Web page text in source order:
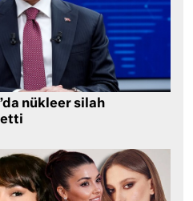
nükleer silah
etti